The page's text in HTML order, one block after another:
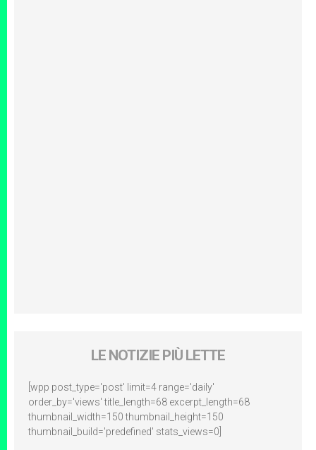
LE NOTIZIE PIÙ LETTE
[wpp post_type='post' limit=4 range='daily'
order_by='views' title_length=68 excerpt_length=68
thumbnail_width=150 thumbnail_height=150
thumbnail_build='predefined' stats_views=0]